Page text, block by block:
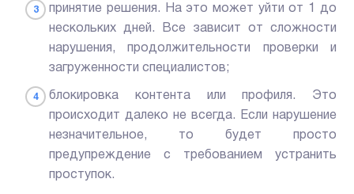
принятие решения. На это может уйти от 1 до
нескольких дней. Все зависит от сложности
нарушения, продолжительности проверки и
загруженности специалистов;
блокировка контента или профиля. Это
происходит далеко не всегда. Если нарушение
незначительное, то будет просто
предупреждение с требованием устранить
проступок.